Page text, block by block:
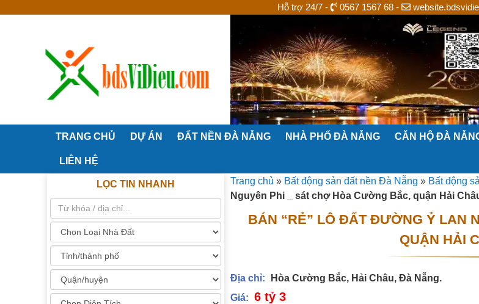
Hỗ trợ 24/7 - 0567 1567 68 -
TRANG CHỦ DỰ ÁN ĐẤT NỀN ĐÀ NẴNG NHÀ PHỐ ĐÀ NẴNG CĂN HỘ ĐÀ
LIÊN HỆ
Trang chủ » Bất động sản đất nền Đà Nẵng » Bất động
Nguyên Phi _ sát chợ Hòa Cường Bắc, quận Hải
BÁN “RẺ” LÔ ĐẤT ĐƯỜNG Ỷ LAN
QUẬN HẢI
Địa chỉ:
Hòa Cường Bắc, Hải Châu, Đà Nẵng.
Giá: 6 tỷ 3
LỌC TIN NHANH